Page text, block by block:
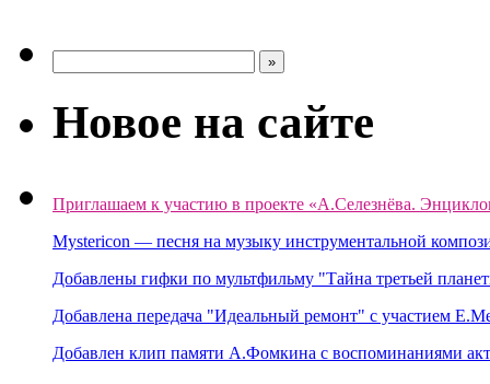
Новое на сайте
Приглашаем к участию в проекте «А.Селезнёва.
Mystericon — песня на музыку инструментальной
Добавлены гифки по мультфильму "Тайна третьей
Добавлена передача "Идеальный ремонт" с участием
Добавлен клип памяти А.Фомкина с воспоминаниями